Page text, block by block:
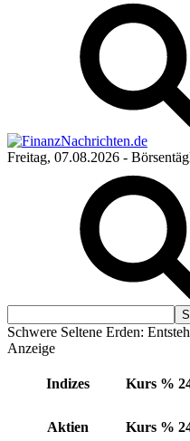
Freitag, 07.08.2026 -
Schwere Seltene Erden:
Anzeige
Indizes Kurs %
Aktien Kurs %